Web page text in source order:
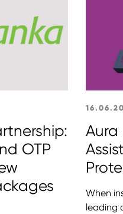
OTP
Aura
When
leading